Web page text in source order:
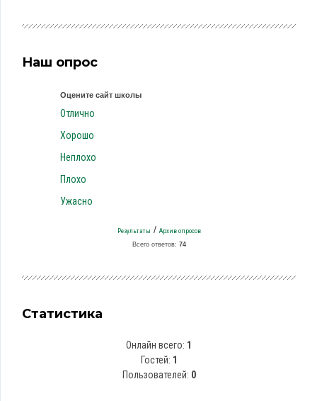
Наш опрос
Оцените сайт школы
Отлично
Хорошо
Неплохо
Плохо
Ужасно
Результаты / Архив опросов
Всего ответов: 74
Статистика
Онлайн всего: 1
Гостей: 1
Пользователей: 0